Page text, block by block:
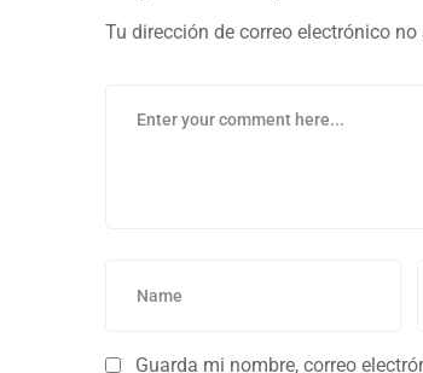
Tu dirección de correo electrónico
Guarda mi nombre, correo